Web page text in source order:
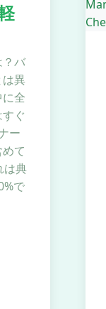
バ
異
全
ぐ
ー
て
は典
で